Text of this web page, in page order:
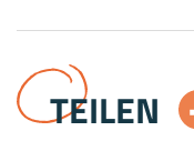
TEILEN